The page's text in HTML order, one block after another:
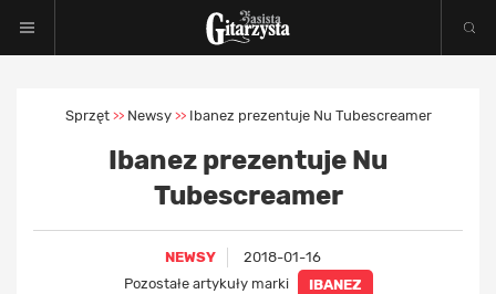
Sprzęt >> Newsy >> Ibanez prezentuje Nu Tubescreamer
Ibanez prezentuje Nu
Tubescreamer
NEWSY
2018-01-16
Pozostałe artykuły marki
IBANEZ